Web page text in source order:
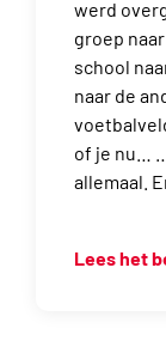
werd
groep
school
naar de
of je nu…
allemaal.
Lees het